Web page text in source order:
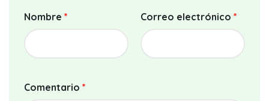
Nombre * Correo electrónico *
Comentario *